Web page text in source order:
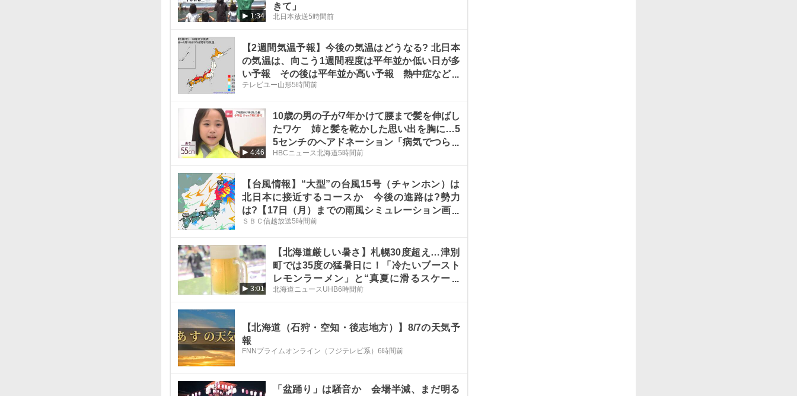
1:34
きて」
北日本放送5時間前
【2週間気温予報】今後の気温はどうなる? 北日本
の気温は、向こう1週間程度は平年並か低い日が多
い予報 その後は平年並か高い予報 熱中症などに
注意 今後の全国の天気を画像で 気象庁
テレビユー山形5時間前
4:46
10歳の男の子が7年かけて腰まで髪を伸ばし
たワケ 姉と髪を乾かした思い出を胸に…5
5センチのヘアドネーション「病気でつらい
子に渡したい」
HBCニュース北海道5時間前
【台風情報】“大型”の台風15号（チャンホン）は
北日本に接近するコースか 今後の進路は?勢力
は?【17日（月）までの雨風シミュレーション画像
掲載】お盆の天気に影響するか（6日午後7時10
ＳＢＣ信越放送5時間前
3:01
【北海道厳しい暑さ】札幌30度超え…津別
町では35度の猛暑日に！「冷たいブースト
レモンラーメン」と“真夏に滑るスケート
場”暑さを乗り切る意外なアイデア―8月7日
北海道ニュースUHB6時間前
【北海道（石狩・空知・後志地方）】8/7の天気予
報
FNNプライムオンライン（フジテレビ系） 6時間前
「盆踊り」は騒音か 会場半減、まだ明る